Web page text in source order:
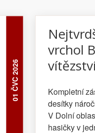
01 ČVC 2026
vrchol
Kompletní
desítky
V Dolní
hasičky v